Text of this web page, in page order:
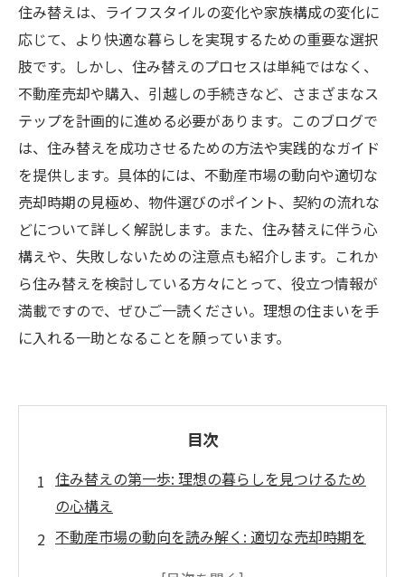
住み替えは、ライフスタイルの変化や家族構成の変化に
応じて、より快適な暮らしを実現するための重要な選択
肢です。しかし、住み替えのプロセスは単純ではなく、
不動産売却や購入、引越しの手続きなど、さまざまなス
テップを計画的に進める必要があります。このブログで
は、住み替えを成功させるための方法や実践的なガイド
を提供します。具体的には、不動産市場の動向や適切な
売却時期の見極め、物件選びのポイント、契約の流れな
どについて詳しく解説します。また、住み替えに伴う心
構えや、失敗しないための注意点も紹介します。これか
ら住み替えを検討している方々にとって、役立つ情報が
満載ですので、ぜひご一読ください。理想の住まいを手
に入れる一助となることを願っています。
目次
住み替えの第一歩: 理想の暮らしを見つけるため
の心構え
不動産市場の動向を読み解く: 適切な売却時期を